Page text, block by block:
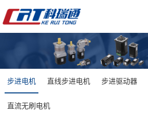
步进电机 直线步进电机 步进驱动器
直流无刷电机